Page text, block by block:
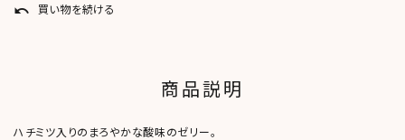
undo 買い物を続ける
商品説明
ハチミツ入りのまろやかな酸味のゼリー。